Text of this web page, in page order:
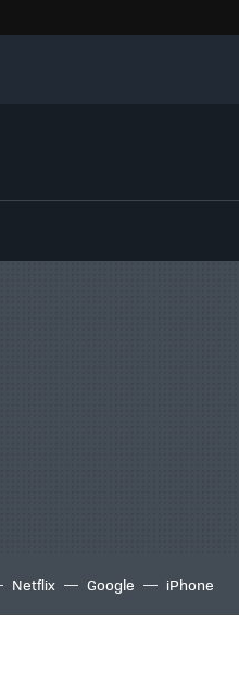
Netflix Google iPhone